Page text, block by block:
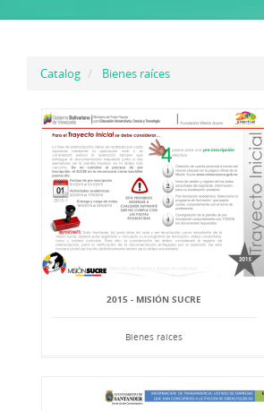
Catalog Bienes raíces
2015 - MISIÓN SUCRE
Bienes raíces